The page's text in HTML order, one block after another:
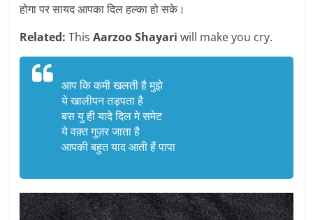
होगा पर सायद आपका दिल हल्का हो सके।
Related: This Aarzoo Shayari will make you cry.
आप कि कमी खलती है मुझे
ये खालीपन तड़पता है
बस यु ही यादे दिल मे समेट
ये वक़्त गुज़र जाता है
आपकी बहुत याद आती हैं पापा